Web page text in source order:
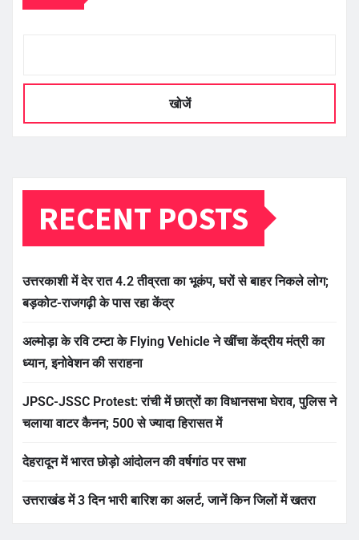
खोजें
RECENT POSTS
उत्तरकाशी में देर रात 4.2 तीव्रता का भूकंप, घरों से बाहर निकले लोग;
बड़कोट-राजगढ़ी के पास रहा केंद्र
अल्मोड़ा के रवि टम्टा के Flying Vehicle ने खींचा केंद्रीय मंत्री का
ध्यान, इनोवेशन की सराहना
JPSC-JSSC Protest: रांची में छात्रों का विधानसभा घेराव, पुलिस ने
चलाया वाटर कैनन; 500 से ज्यादा हिरासत में
देहरादून में भारत छोड़ो आंदोलन की वर्षगांठ पर सभा
उत्तराखंड में 3 दिन भारी बारिश का अलर्ट, जानें किन जिलों में खतरा